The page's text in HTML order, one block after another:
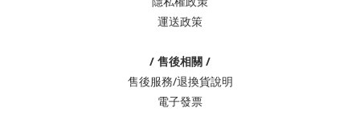
運送政策
/ 售後相關 /
售後服務/退換貨說明
電子發票